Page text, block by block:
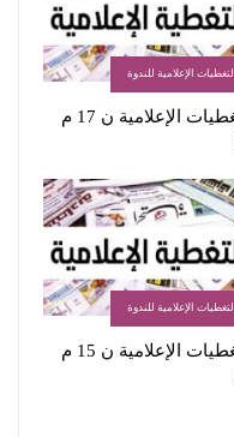
التغطيات الإعلامية للندوة
التغطيات الإعلامية ن 17 م
التغطيات الإعلامية للندوة
التغطيات الإعلامية ن 15 م